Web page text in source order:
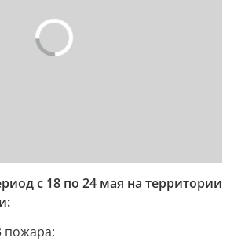
с 18 по 24 мая на территории
пожара: